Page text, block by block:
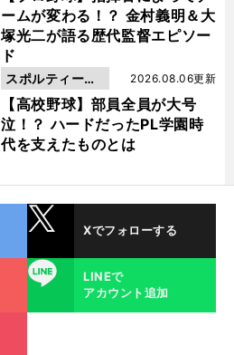
ームが変わる！？ 金村義明＆大
塚光二が語る歴代監督エピソー
ド
【高校野球】部員全員が大号
泣！？ ハードだったPL学園時
代を支えたものとは
2026.08.06更新
スポルティーバ
動画
Xでフォローする
LINE
LINEで
アカウント追加